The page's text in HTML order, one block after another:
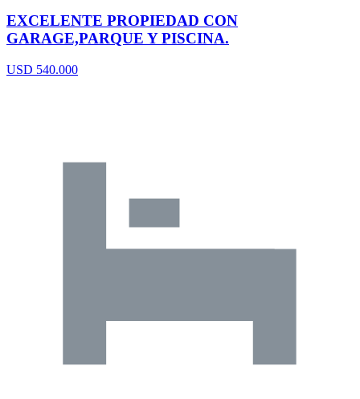
EXCELENTE PROPIEDAD CON
GARAGE,PARQUE Y PISCINA.
USD 540.000